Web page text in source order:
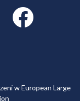
Facebook link
w European Large